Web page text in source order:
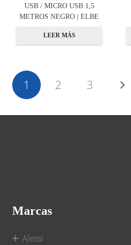
USB / MICRO USB 1,5
METROS NEGRO | ELBE
LEER MÁS
1 2 3
Marcas
Alessi